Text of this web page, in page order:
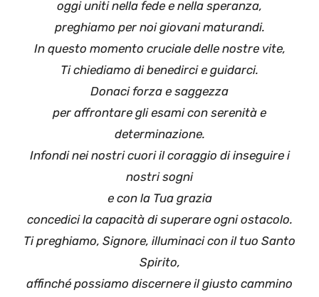
oggi uniti nella fede e nella speranza,
preghiamo per noi giovani maturandi.
In questo momento cruciale delle nostre vite,
Ti chiediamo di benedirci e guidarci.
Donaci forza e saggezza
per affrontare gli esami con serenità e
determinazione.
Infondi nei nostri cuori il coraggio di inseguire i
nostri sogni
e con la Tua grazia
concedici la capacità di superare ogni ostacolo.
Ti preghiamo, Signore, illuminaci con il tuo Santo
Spirito,
affinché possiamo discernere il giusto cammino